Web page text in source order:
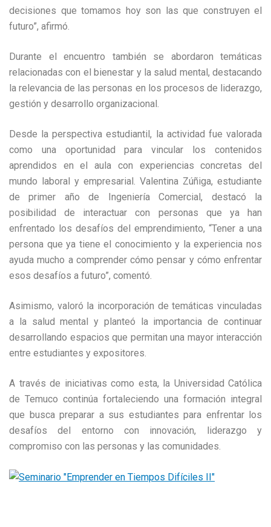
decisiones que tomamos hoy son las que construyen el
futuro”, afirmó.
Durante el encuentro también se abordaron temáticas
relacionadas con el bienestar y la salud mental, destacando
la relevancia de las personas en los procesos de liderazgo,
gestión y desarrollo organizacional.
Desde la perspectiva estudiantil, la actividad fue valorada
como una oportunidad para vincular los contenidos
aprendidos en el aula con experiencias concretas del
mundo laboral y empresarial. Valentina Zúñiga, estudiante
de primer año de Ingeniería Comercial, destacó la
posibilidad de interactuar con personas que ya han
enfrentado los desafíos del emprendimiento, “Tener a una
persona que ya tiene el conocimiento y la experiencia nos
ayuda mucho a comprender cómo pensar y cómo enfrentar
esos desafíos a futuro”, comentó.
Asimismo, valoró la incorporación de temáticas vinculadas
a la salud mental y planteó la importancia de continuar
desarrollando espacios que permitan una mayor interacción
entre estudiantes y expositores.
A través de iniciativas como esta, la Universidad Católica
de Temuco continúa fortaleciendo una formación integral
que busca preparar a sus estudiantes para enfrentar los
desafíos del entorno con innovación, liderazgo y
compromiso con las personas y las comunidades.